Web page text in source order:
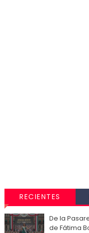
RECIENTES
De la
de Fátima